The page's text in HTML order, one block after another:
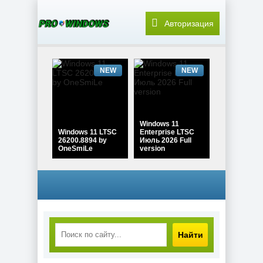
Авторизация
Windows 11 LTSC
26200.8894 by
OneSmiLe
NEW
Windows 11
Enterprise LTSC
Июль 2026 Full
version
NEW
Windows 11 Pro
Windows 10 Pro
Найти